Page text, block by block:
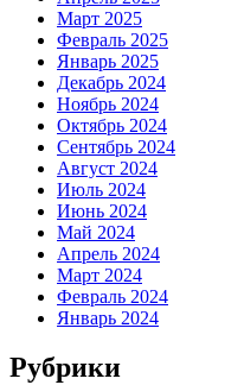
Март 2025
Февраль 2025
Январь 2025
Декабрь 2024
Ноябрь 2024
Октябрь 2024
Сентябрь 2024
Август 2024
Июль 2024
Июнь 2024
Май 2024
Апрель 2024
Март 2024
Февраль 2024
Январь 2024
Рубрики